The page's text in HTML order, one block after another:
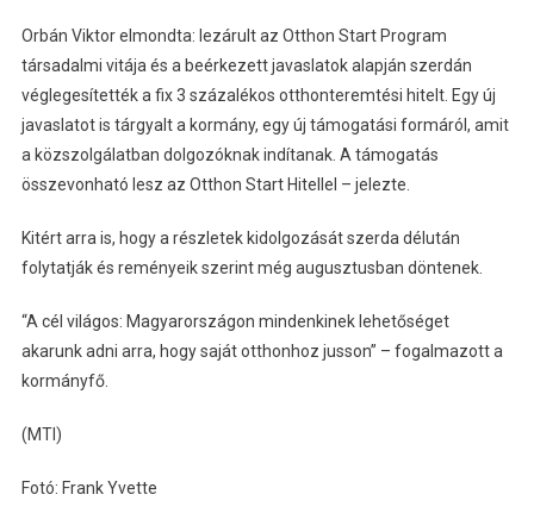
Orbán Viktor elmondta: lezárult az Otthon Start Program
társadalmi vitája és a beérkezett javaslatok alapján szerdán
véglegesítették a fix 3 százalékos otthonteremtési hitelt. Egy új
javaslatot is tárgyalt a kormány, egy új támogatási formáról, amit
a közszolgálatban dolgozóknak indítanak. A támogatás
összevonható lesz az Otthon Start Hitellel – jelezte.
Kitért arra is, hogy a részletek kidolgozását szerda délután
folytatják és reményeik szerint még augusztusban döntenek.
“A cél világos: Magyarországon mindenkinek lehetőséget
akarunk adni arra, hogy saját otthonhoz jusson” – fogalmazott a
kormányfő.
(MTI)
Fotó: Frank Yvette